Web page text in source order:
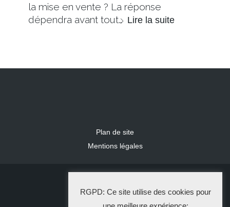
la mise en vente ? La réponse
dépendra avant tout… Lire la suite
Plan de site
Mentions légales
La Solution Immo
RGPD: Ce site utilise des cookies pour